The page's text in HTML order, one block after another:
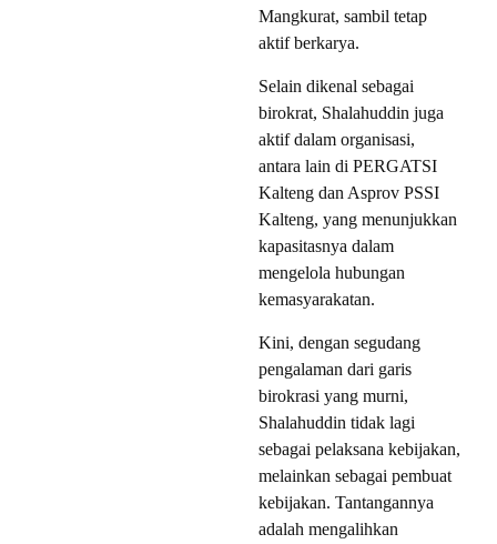
Mangkurat, sambil tetap
aktif berkarya.
Selain dikenal sebagai
birokrat, Shalahuddin juga
aktif dalam organisasi,
antara lain di PERGATSI
Kalteng dan Asprov PSSI
Kalteng, yang menunjukkan
kapasitasnya dalam
mengelola hubungan
kemasyarakatan.
Kini, dengan segudang
pengalaman dari garis
birokrasi yang murni,
Shalahuddin tidak lagi
sebagai pelaksana kebijakan,
melainkan sebagai pembuat
kebijakan. Tantangannya
adalah mengalihkan